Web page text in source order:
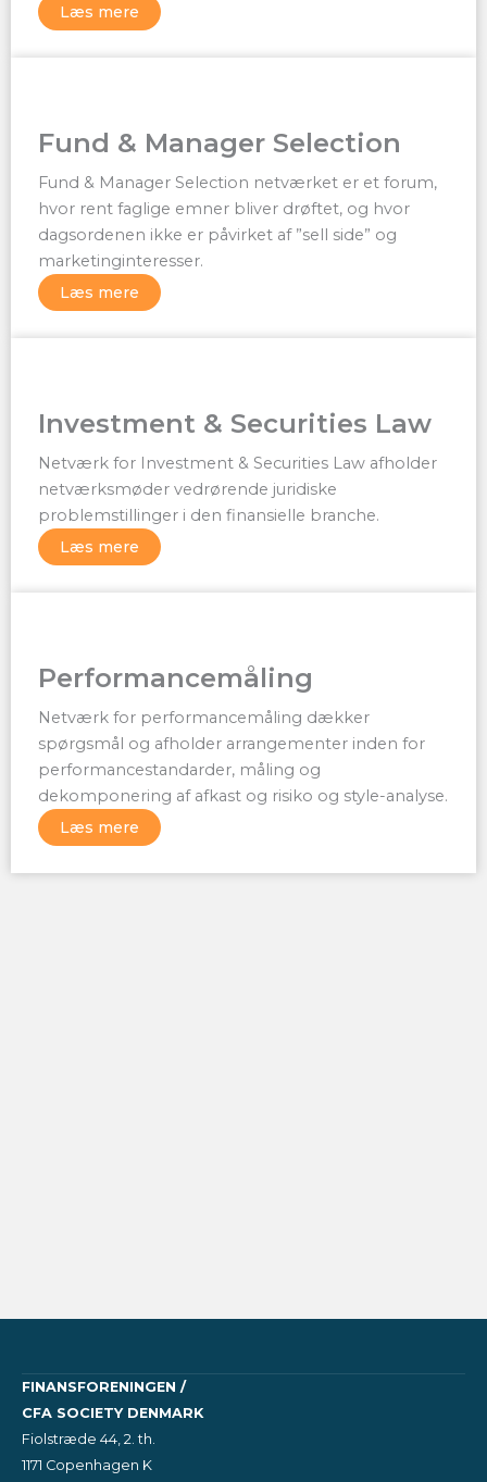
Læs mere
Fund & Manager Selection
Fund & Manager Selection netværket er et forum,
hvor rent faglige emner bliver drøftet, og hvor
dagsordenen ikke er påvirket af ”sell side” og
marketinginteresser.
Læs mere
Investment & Securities Law
Netværk for Investment & Securities Law afholder
netværksmøder vedrørende juridiske
problemstillinger i den finansielle branche.
Læs mere
Performancemåling
Netværk for performancemåling dækker
spørgsmål og afholder arrangementer inden for
performancestandarder, måling og
dekomponering af afkast og risiko og style-analyse.
Læs mere
FINANSFORENINGEN /
CFA SOCIETY DENMARK
Fiolstræde 44, 2. th.
1171 Copenhagen K